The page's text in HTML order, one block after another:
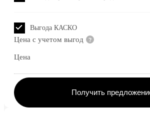
Выгода КАСКО
Цена с учетом выгод
Цена
Получить